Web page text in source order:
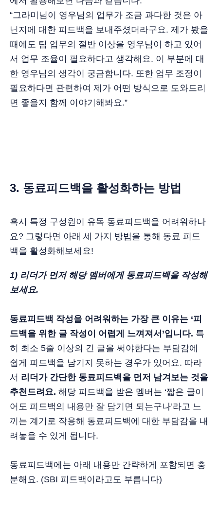
“그라미님이 영우님의 업무가 조금 과다한 것은 아
닌지에 대한 피드백을 보내주셨더라구요. 제가 봤을
때에도 팀 업무의 절반 이상을 영우님이 하고 있어
서 업무 조율이 필요하다고 생각해요. 이 부분에 대
한 영우님의 생각이 궁금합니다. 또한 업무 조정이
필요하다면 관련하여 제가 어떤 방식으로 도와드리
면 좋을지 함께 이야기해봐요.”
3. 동료피드백을 활성화하는 방법
혹시 특정 구성원이 유독 동료피드백을 어려워하나
요? 그렇다면 아래 세 가지 방법을 통해 동료 피드
백을 활성화해보세요!
1) 리더가 먼저 해당 멤버에게 동료피드백을 작성해
보세요.
동료피드백 작성을 어려워하는 가장 큰 이유는 ‘피
드백을 위한 글 작성이 어렵게 느껴져서’입니다. 특
히 최소 5줄 이상의 긴 글을 써야한다는 부담감에
쉽게 피드백을 남기지 못하는 경우가 있어요. 따라
서 리더가 간단한 동료피드백을 먼저 남겨보는 것을
추천드려요. 해당 피드백을 받은 멤버는 ‘짧은 글이
어도 피드백의 내용만 잘 담기면 되는구나’라고 느
끼는 계기로 작용해 동료피드백에 대한 부담감을 내
려놓을 수 있게 됩니다.
동료피드백에는 아래 내용만 간략하게 포함되면 충
분해요. (SBI 피드백이라고도 부릅니다)